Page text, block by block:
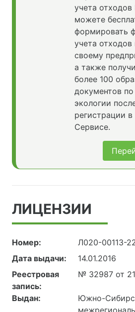
учета отходов
можете
формировать
учета отходов
своему
а также
более 100
документов по
экологии
регистрации в
Сервисе.
ЛИЦЕНЗИИ
Номер:
Л020-00113-
Дата выдачи:
14.01.2016
Реестровая
запись:
№ 32987 от
Выдан:
Южно-